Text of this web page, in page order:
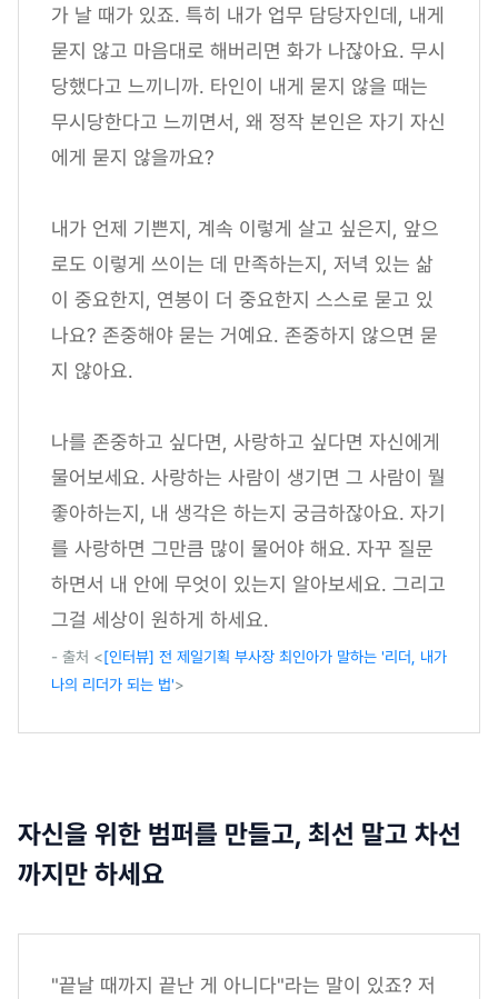
가 날 때가 있죠. 특히 내가 업무 담당자인데, 내게
묻지 않고 마음대로 해버리면 화가 나잖아요. 무시
당했다고 느끼니까. 타인이 내게 묻지 않을 때는
무시당한다고 느끼면서, 왜 정작 본인은 자기 자신
에게 묻지 않을까요?
내가 언제 기쁜지, 계속 이렇게 살고 싶은지, 앞으
로도 이렇게 쓰이는 데 만족하는지, 저녁 있는 삶
이 중요한지, 연봉이 더 중요한지 스스로 묻고 있
나요? 존중해야 묻는 거예요. 존중하지 않으면 묻
지 않아요.
나를 존중하고 싶다면, 사랑하고 싶다면 자신에게
물어보세요. 사랑하는 사람이 생기면 그 사람이 뭘
좋아하는지, 내 생각은 하는지 궁금하잖아요. 자기
를 사랑하면 그만큼 많이 물어야 해요. 자꾸 질문
하면서 내 안에 무엇이 있는지 알아보세요. 그리고
그걸 세상이 원하게 하세요.
- 출처 <[인터뷰] 전 제일기획 부사장 최인아가 말하는 '리더, 내가
나의 리더가 되는 법'>
자신을 위한 범퍼를 만들고, 최선 말고 차선
까지만 하세요
"끝날 때까지 끝난 게 아니다"라는 말이 있죠? 저